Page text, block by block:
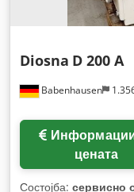
Babenhausen
Diosna D 200 A
цената
Состојба: сервисно